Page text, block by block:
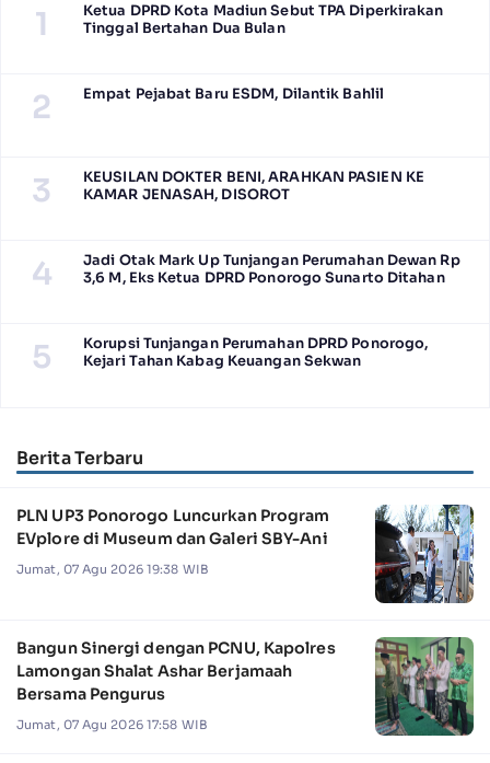
1
Ketua DPRD Kota Madiun Sebut TPA Diperkirakan
Tinggal Bertahan Dua Bulan
2 Empat Pejabat Baru ESDM, Dilantik Bahlil
3
KEUSILAN DOKTER BENI, ARAHKAN PASIEN KE
KAMAR JENASAH, DISOROT
4
Jadi Otak Mark Up Tunjangan Perumahan Dewan Rp
3,6 M, Eks Ketua DPRD Ponorogo Sunarto Ditahan
5
Korupsi Tunjangan Perumahan DPRD Ponorogo,
Kejari Tahan Kabag Keuangan Sekwan
Berita Terbaru
PLN UP3 Ponorogo Luncurkan Program
EVplore di Museum dan Galeri SBY-Ani
Jumat, 07 Agu 2026 19:38 WIB
Bangun Sinergi dengan PCNU, Kapolres
Lamongan Shalat Ashar Berjamaah
Bersama Pengurus
Jumat, 07 Agu 2026 17:58 WIB